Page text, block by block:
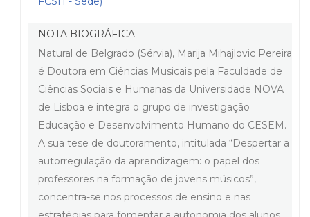
NOTA BIOGRÁFICA
Natural de Belgrado (Sérvia), Marija Mihajlovic Pereira
é Doutora em Ciências Musicais pela Faculdade de
Ciências Sociais e Humanas da Universidade NOVA
de Lisboa e integra o grupo de investigação
Educação e Desenvolvimento Humano do CESEM.
A sua tese de doutoramento, intitulada “Despertar a
autorregulação da aprendizagem: o papel dos
professores na formação de jovens músicos”,
concentra-se nos processos de ensino e nas